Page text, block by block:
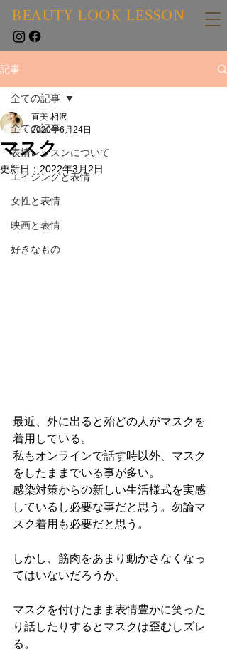
BEAUTY LOOK LESSON
記事
全ての記事
表情レッスンについて
エイジングと表情
女性と表情
映画と表情
好きなもの
全ての記事
マスク
直美 相沢
2020年6月24日
更新日： 2022年3月2日
最近、外に出ると殆どの人がマスクを
着用している。
私もオンラインで話す時以外、マスク
をしたままでいる事が多い。
感染対策からの新しい生活様式を実感
しているし必要な事だと思う。勿論マ
スク着用も必要だと思う。
しかし、筋肉をあまり動かさなくなっ
てはいないだろうか。
マスクを付けたまま表情豊かに笑った
り話したりするとマスクは歪むしズレ
る。